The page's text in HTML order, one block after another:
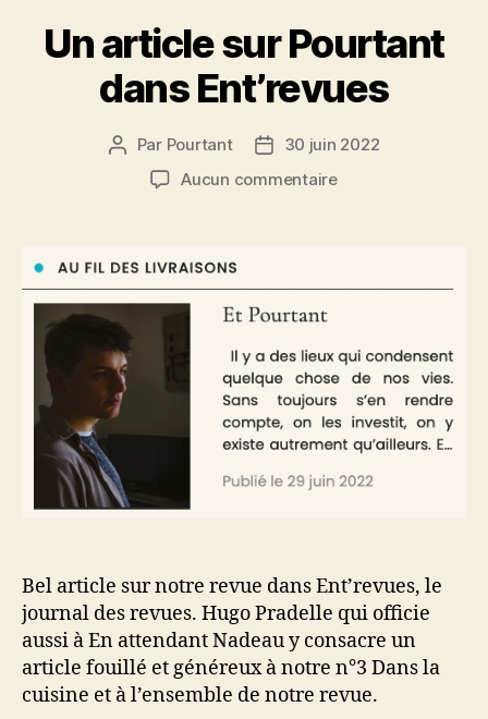
Un article sur Pourtant
dans Ent’revues
Auteur
l’article
Par Pourtant
Date30 juin 2022
Aucun commentairesur
Bel article sur notre revue dans Ent’revues, le
journal des revues. Hugo Pradelle qui officie
aussi à En attendant Nadeau y consacre un
article fouillé et généreux à notre n°3 Dans la
cuisine et à l’ensemble de notre revue.